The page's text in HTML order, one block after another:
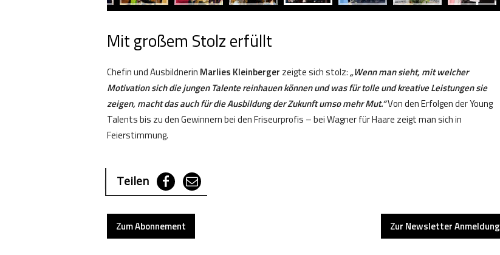
Mit großem Stolz erfüllt
Chefin und Ausbildnerin Marlies Kleinberger zeigte sich stolz:„Wenn man sieht, mit welcher
Motivation sich die jungen Talente reinhauen können und was für tolle und kreative Leistungen sie
zeigen, macht das auch für die Ausbildung der Zukunft umso mehr Mut.“Von den Erfolgen der Young
Talents bis zu den Gewinnern bei den Friseurprofis – bei Wagner für Haare zeigt man sich in
Feierstimmung.
Teilen
Zum Abonnement Zur Newsletter Anmeldung